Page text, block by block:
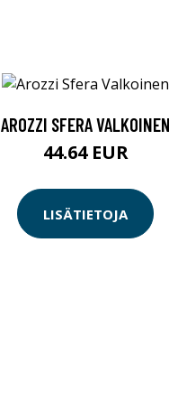
AROZZI SFERA VALKOINEN
44.64 EUR
LISÄTIETOJA